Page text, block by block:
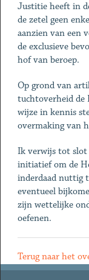
Justitie heeft in
de zetel geen
aanzien van een
de exclusieve
hof van beroep.
Op grond van
tuchtoverheid de
wijze in kennis
overmaking van
Ik verwijs tot slot
initiatief om de
inderdaad nuttig
eventueel
zijn wettelijke
oefenen.
Terug naar het